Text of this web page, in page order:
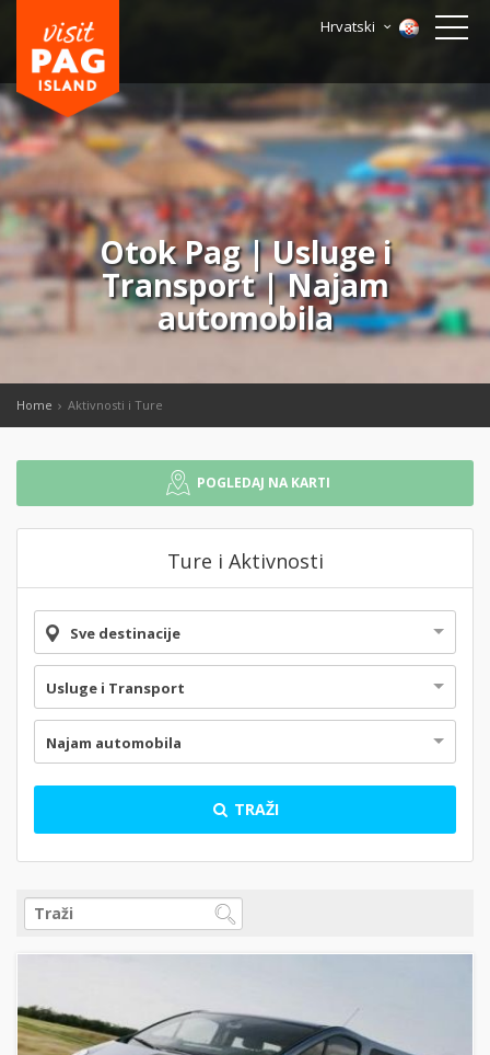
Hrvatski
Otok Pag | Usluge i
Transport | Najam
automobila
Home Aktivnosti i Ture
POGLEDAJ NA KARTI
Ture i Aktivnosti
Sve destinacije
Usluge i Transport
Najam automobila
TRAŽI